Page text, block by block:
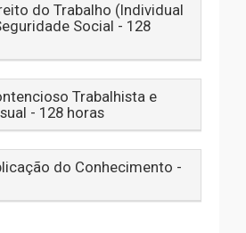
do Trabalho (Individual
Social - 128
Trabalhista e
- 128 horas
do Conhecimento -